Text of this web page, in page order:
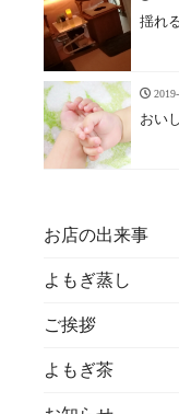
揺れ
おい
お店の出来事
よもぎ蒸し
ご挨拶
よもぎ茶